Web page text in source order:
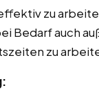
zu
Bedarf auch
zu